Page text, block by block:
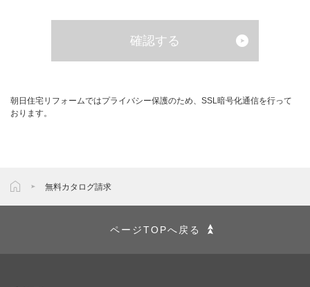
第2条（個人情報）
びその他の記述等により特定の個人を識別することができ
るもの（他の情報と容易に照合することができ，それによ
第3条（個人情報の取得、利用目的）
な手段によって取得するものとし，ユーザーの意思に反す
確認する
朝日住宅リフォームではプライバシー保護のため、SSL暗号化通信を行って
おります。
無料カタログ請求
ページTOPへ戻る